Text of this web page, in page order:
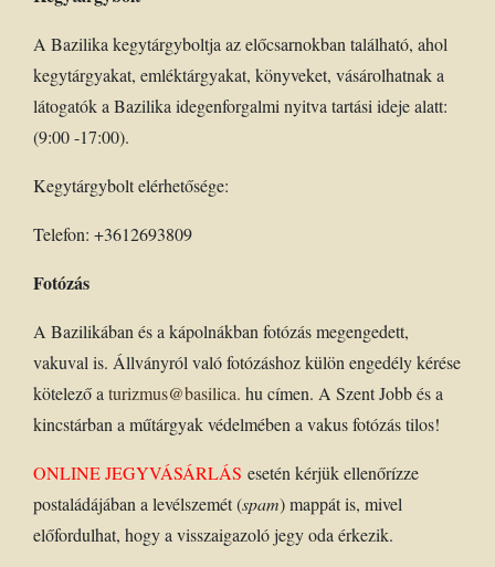
A Bazilika kegytárgyboltja az előcsarnokban található, ahol
kegytárgyakat, emléktárgyakat, könyveket, vásárolhatnak a
látogatók a Bazilika idegenforgalmi nyitva tartási ideje alatt:
(9:00 -17:00).
Kegytárgybolt elérhetősége:
Telefon: +3612693809
Fotózás
A Bazilikában és a kápolnákban fotózás megengedett,
vakuval is. Állványról való fotózáshoz külön engedély kérése
kötelező a turizmus@basilica. hu címen. A Szent Jobb és a
kincstárban a műtárgyak védelmében a vakus fotózás tilos!
ONLINE JEGYVÁSÁRLÁS esetén kérjük ellenőrízze
postaládájában a levélszemét (spam) mappát is, mivel
előfordulhat, hogy a visszaigazoló jegy oda érkezik.